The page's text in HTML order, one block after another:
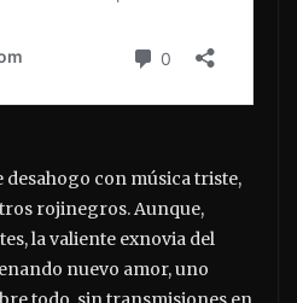
con música triste,
rojinegros. Aunque,
la valiente exnovia del
nuevo amor, uno